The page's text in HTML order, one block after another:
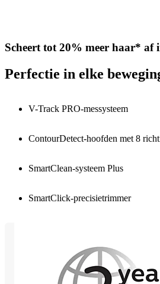
Scheert tot 20% meer haar* af
Perfectie in elke
V-Track PRO-messysteem
ContourDetect-hoofden met 8
SmartClean-systeem Plus
SmartClick-precisietrimmer